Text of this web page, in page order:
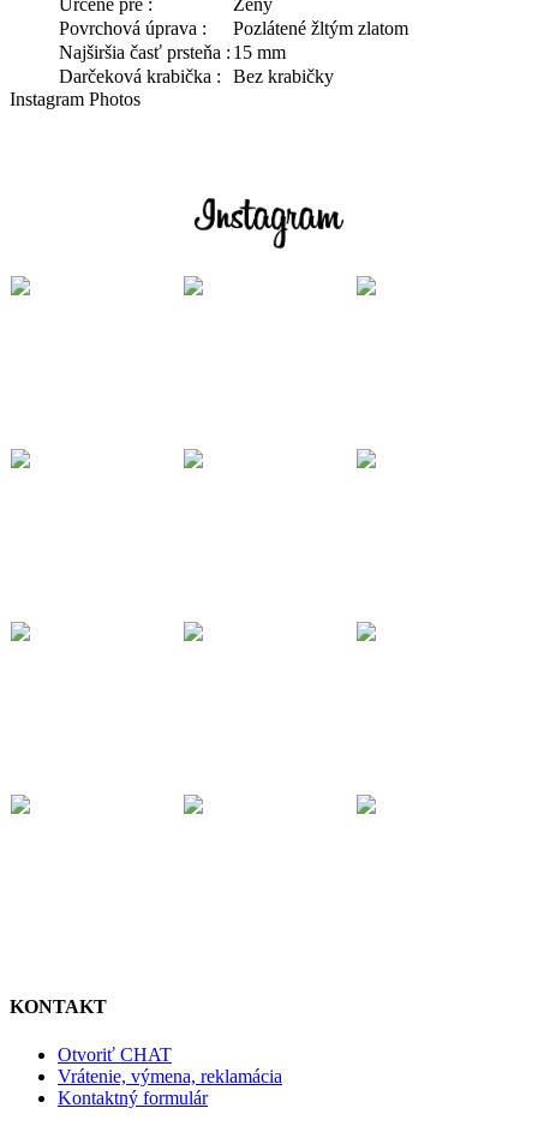
Povrchová úprava :
Pozlátené žltým zlatom
Najširšia časť prsteňa : 15 mm
Darčeková krabička :
Bez krabičky
Instagram Photos
KONTAKT
Otvoriť CHAT
Vrátenie, výmena, reklamácia
Kontaktný formulár